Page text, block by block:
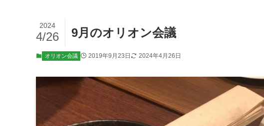
9月のオリオン会議
2024
4/26
オリオン会議 2019年9月23日 2024年4月26日